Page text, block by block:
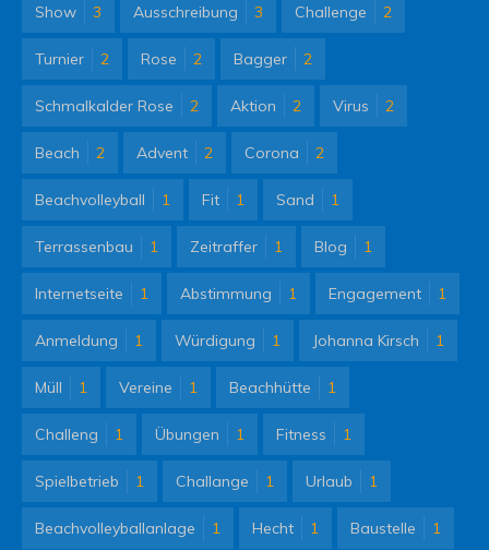
Show 3 Ausschreibung 3 Challenge 2
Turnier 2 Rose 2 Bagger 2
Schmalkalder Rose 2 Aktion 2 Virus 2
Beach 2 Advent 2 Corona 2
Beachvolleyball 1 Fit 1 Sand 1
Terrassenbau 1 Zeitraffer 1 Blog 1
Internetseite 1 Abstimmung 1 Engagement 1
Anmeldung 1 Würdigung 1 Johanna Kirsch 1
Müll 1 Vereine 1 Beachhütte 1
Challeng 1 Übungen 1 Fitness 1
Spielbetrieb 1 Challange 1 Urlaub 1
Beachvolleyballanlage 1 Hecht 1 Baustelle 1